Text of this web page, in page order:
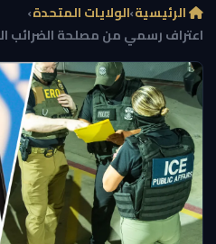
الرئيسية›الولايات المتحدة›
اعتراف رسمي من مصلحة الضرائب